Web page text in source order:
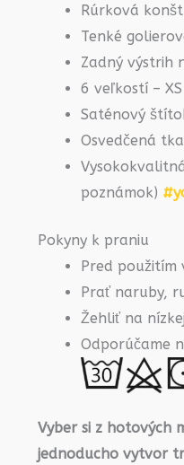
Rúrková
Tenké
Zadný výstrih
6 veľkostí –
Saténový
Osvedčená
poznámok)
Pokyny k praniu
Pred použitím
Prať naruby,
Žehliť na
Odporúčame
Vyber si z
jednoducho vytvor